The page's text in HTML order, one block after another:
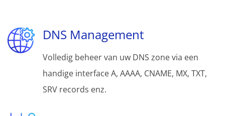
DNS Management
Volledig beheer van uw DNS zone via een
handige interface A, AAAA, CNAME, MX, TXT,
SRV records enz.